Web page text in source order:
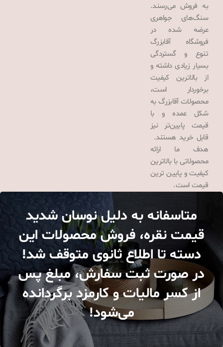
به فروش می‌رسند.
سنگ‌های جواهری
عرضه شده در
فروشگاه آقابزرگ
تنوع و گستردگی
بسیار زیادی داشته و
از بالاترین کیفیت
برخوردار است،
محصولات آقابزرگ به
شکل عمده و با
قیمت پایین‌تر نیز
قابل خرید هستند.
هدف ما ارائه
محصولاتی با بالاترین
کیفیت و پایین ترین
قیمت است.
متاسفانه به دلیل نوسان شدید
قیمت نقره، فروش محصولات این
دسته تا اطلاع ثانوی متوقف شد!
در صورت ثبت سفارش، مبلغ پس
از کسر مالیات و کارمزد برگردانده
می‌شود!